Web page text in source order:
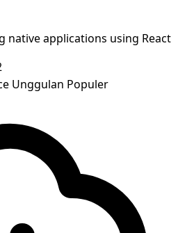
applications using React
Unggulan Populer